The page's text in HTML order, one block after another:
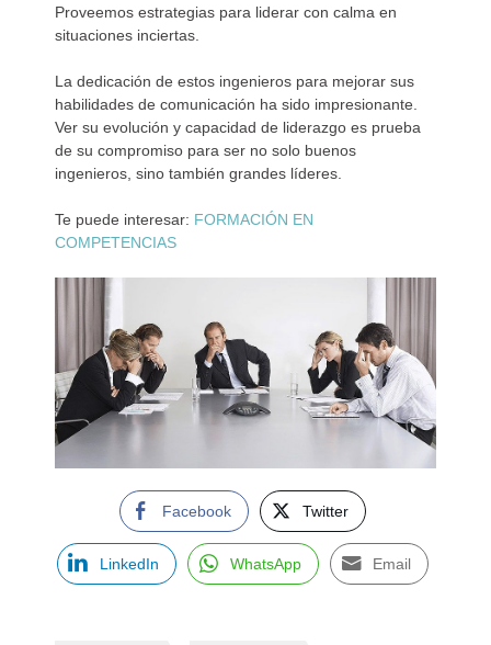
Proveemos estrategias para liderar con calma en
situaciones inciertas.
La dedicación de estos ingenieros para mejorar sus
habilidades de comunicación ha sido impresionante.
Ver su evolución y capacidad de liderazgo es prueba
de su compromiso para ser no solo buenos
ingenieros, sino también grandes líderes.
Te puede interesar: FORMACIÓN EN
COMPETENCIAS
Facebook Twitter
LinkedIn WhatsApp Email